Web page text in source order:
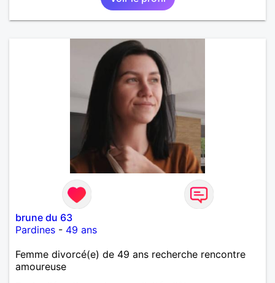
brune du 63
Pardines - 49 ans
Femme divorcé(e) de 49 ans recherche rencontre
amoureuse